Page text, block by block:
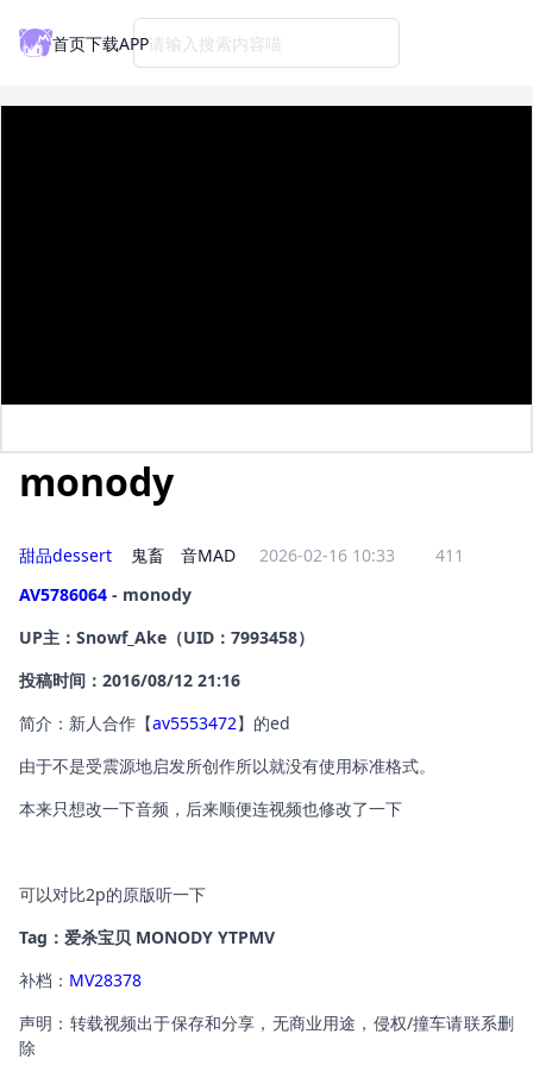
首页下载APP请输入搜索内容喵
monody
甜品dessert 鬼畜 音MAD 2026-02-16 10:33
411
AV5786064 - monody
UP主：Snowf_Ake（UID：7993458）
投稿时间：2016/08/12 21:16
简介：新人合作【av5553472】的ed
由于不是受震源地启发所创作所以就没有使用标准格式。
本来只想改一下音频，后来顺便连视频也修改了一下
可以对比2p的原版听一下
Tag：爱杀宝贝 MONODY YTPMV
补档： MV28378
声明：转载视频出于保存和分享，无商业用途，侵权/撞车请联系删
除